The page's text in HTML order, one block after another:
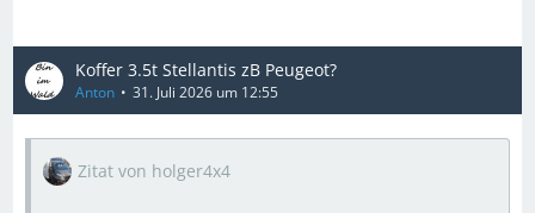
Koffer 3.5t Stellantis zB Peugeot?
Anton 31. Juli 2026 um 12:55
Zitat von holger4x4